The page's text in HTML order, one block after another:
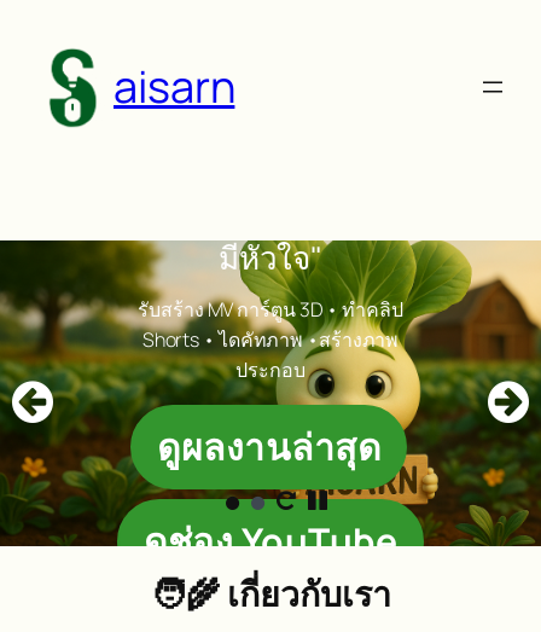
content
aisarn
"เล่าเรื่องธรรมชาติผ่าน AI อย่าง
มีหัวใจ"
รับสร้าง MV การ์ตูน 3D • ทำคลิป
Shorts • ไดคัทภาพ •สร้างภาพ
ดูผลงานล่าสุด
ดูช่อง YouTube